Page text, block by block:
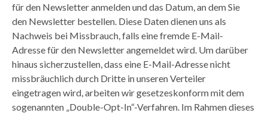
für den Newsletter anmelden und das Datum, an dem Sie
den Newsletter bestellen. Diese Daten dienen uns als
Nachweis bei Missbrauch, falls eine fremde E-Mail-
Adresse für den Newsletter angemeldet wird. Um darüber
hinaus sicherzustellen, dass eine E-Mail-Adresse nicht
missbräuchlich durch Dritte in unseren Verteiler
eingetragen wird, arbeiten wir gesetzeskonform mit dem
sogenannten „Double-Opt-In“-Verfahren. Im Rahmen dieses